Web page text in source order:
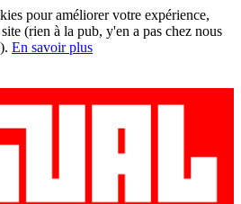
pour améliorer votre expérience,
(rien à la pub, y'en a pas chez nous
En savoir plus